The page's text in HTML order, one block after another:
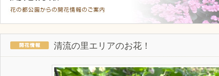
清流の里エリアのお花！